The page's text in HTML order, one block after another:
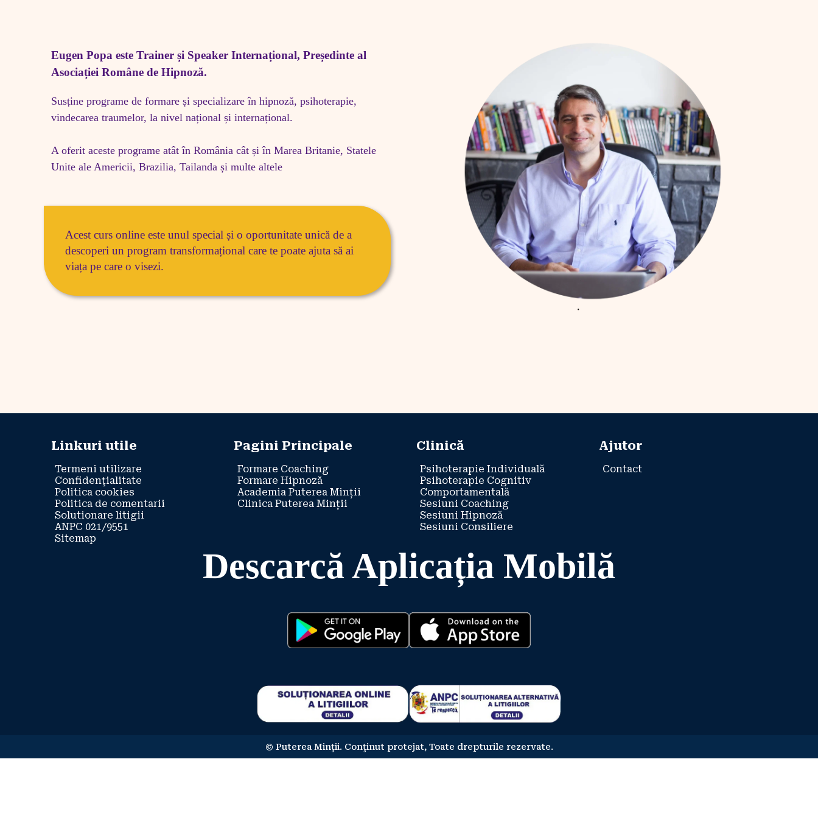
Eugen Popa este Trainer și Speaker Internațional, Președinte al
Asociației Române de Hipnoză.
Susține programe de formare și specializare în hipnoză, psihoterapie,
vindecarea traumelor, la nivel național și internațional.
A oferit aceste programe atât în România cât și în Marea Britanie, Statele
Unite ale Americii, Brazilia, Tailanda și multe altele
Acest curs online este unul special și o oportunitate unică de a
descoperi un program transformațional care te poate ajuta să ai
viața pe care o visezi.
Linkuri utile
Termeni utilizare
Confidenţialitate
Politica cookies
Politica de comentarii
Solutionare litigii
ANPC 021/9551
Sitemap
Pagini Principale
Formare Coaching
Formare Hipnoză
Academia Puterea Minții
Clinica Puterea Minții
Clinică
Psihoterapie Individuală
Psihoterapie Cognitiv
Comportamentală
Sesiuni Coaching
Sesiuni Hipnoză
Sesiuni Consiliere
Ajutor
Contact
Descarcă Aplicația Mobilă
© Puterea Minţii. Conţinut protejat, Toate drepturile rezervate.